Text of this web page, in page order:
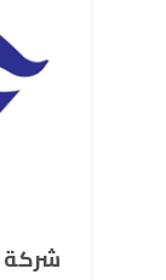
شركة